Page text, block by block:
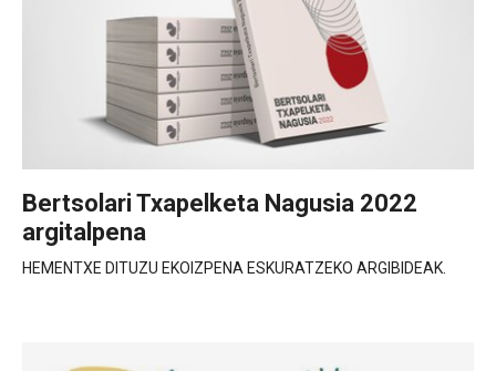
Bertsolari Txapelketa Nagusia 2022
argitalpena
HEMENTXE DITUZU EKOIZPENA ESKURATZEKO ARGIBIDEAK.